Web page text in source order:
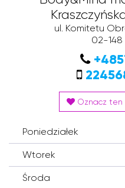
ul. Komitetu
02-148
Oznacz ten
Poniedziałek
Wtorek
Środa